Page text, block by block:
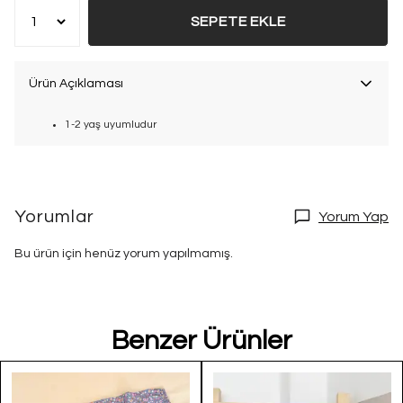
SEPETE EKLE
Ürün Açıklaması
1-2 yaş uyumludur
Yorumlar Yorum Yap
Bu ürün için henüz yorum yapılmamış.
Benzer Ürünler